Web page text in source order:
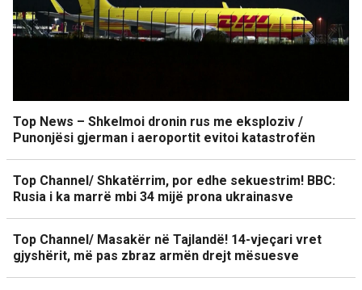
Top News – Shkelmoi dronin rus me eksploziv /
Punonjësi gjerman i aeroportit evitoi katastrofën
Top Channel/ Shkatërrim, por edhe sekuestrim! BBC:
Rusia i ka marrë mbi 34 mijë prona ukrainasve
Top Channel/ Masakër në Tajlandë! 14-vjeçari vret
gjyshërit, më pas zbraz armën drejt mësuesve